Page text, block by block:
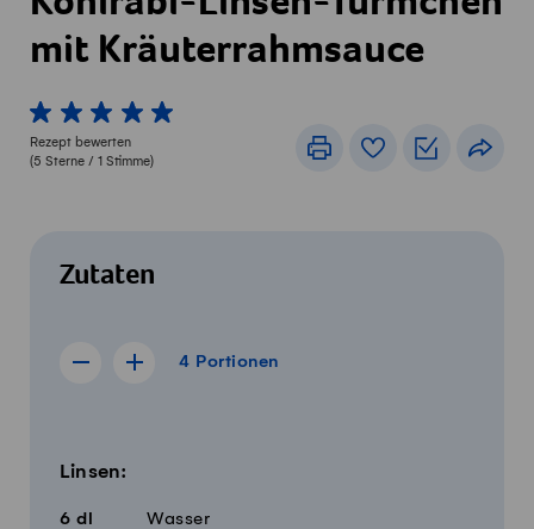
mit Kräuterrahmsauce
1 von 5 Sterne
2 von 5 Sterne
3 von 5 Sterne
4 von 5 Sterne
5 von 5 Sterne
Rezept bewerten
(5 Sterne / 1 Stimme)
DruckenRezeptbuch
Zutaten
4 Portionen
Rezept für 3 Portionen anzeigen
Rezept für 5 Portionen anzeigen
4 Portionen
Linsen:
6 dl Wasser